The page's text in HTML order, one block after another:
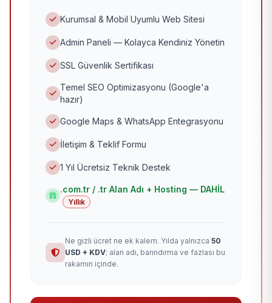
Kurumsal & Mobil Uyumlu Web Sitesi
Admin Paneli — Kolayca Kendiniz Yönetin
SSL Güvenlik Sertifikası
Temel SEO Optimizasyonu (Google'a
hazır)
Google Maps & WhatsApp Entegrasyonu
İletişim & Teklif Formu
1 Yıl Ücretsiz Teknik Destek
.com.tr / .tr Alan Adı + Hosting — DAHİL
Yıllık
Ne gizli ücret ne ek kalem. Yılda yalnızca 50
USD + KDV; alan adı, barındırma ve fazlası bu
rakamın içinde.